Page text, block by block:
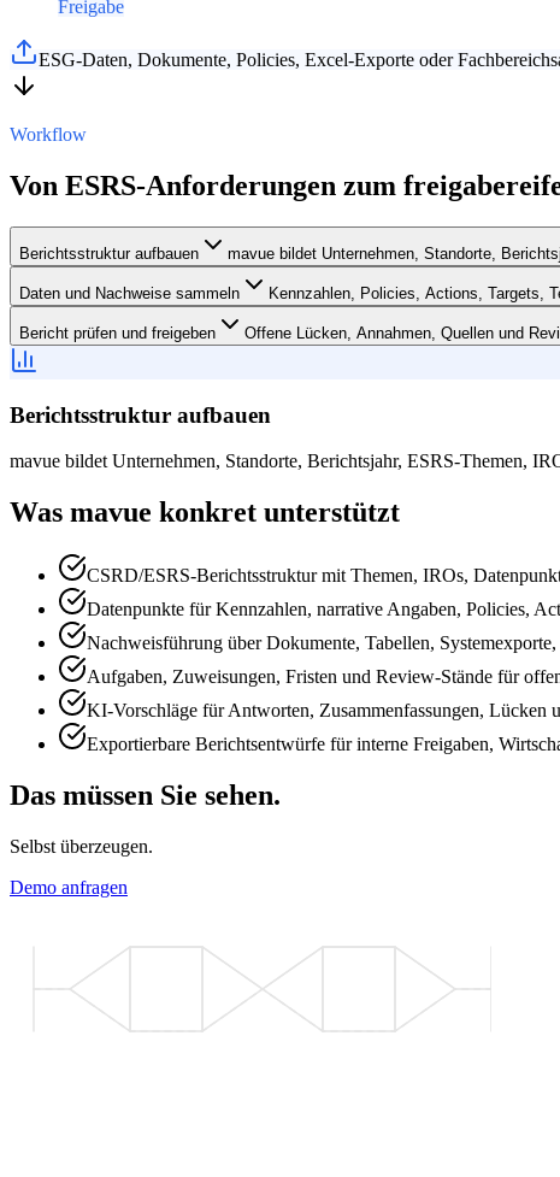
Freigabe
ESG-Daten, Dokumente, Policies, Excel-Exporte oder
Workflow
Von ESRS-Anforderungen zum
Berichtsstruktur aufbauen mavue bildet Unternehmen, Standorte,
Daten und Nachweise sammeln Kennzahlen, Policies, Actions, Targets,
Bericht prüfen und freigeben Offene Lücken, Annahmen, Quellen und
Berichtsstruktur aufbauen
mavue bildet Unternehmen, Standorte, Berichtsjahr, ESRS-Themen,
Was mavue konkret unterstützt
CSRD/ESRS-Berichtsstruktur mit Themen, IROs,
Datenpunkte für Kennzahlen, narrative Angaben, Policies,
Nachweisführung über Dokumente, Tabellen,
Aufgaben, Zuweisungen, Fristen und Review-Stände für
KI-Vorschläge für Antworten, Zusammenfassungen, Lücken
Exportierbare Berichtsentwürfe für interne Freigaben,
Das müssen Sie sehen.
Selbst überzeugen.
Demo anfragen